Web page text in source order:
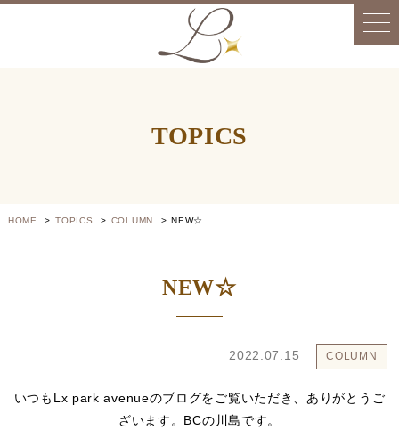
TOPICS
HOME TOPICS COLUMN NEW☆
NEW☆
2022.07.15 COLUMN
いつもLx park avenueのブログをご覧いただき、ありがとうご
ざいます。BCの川島です。